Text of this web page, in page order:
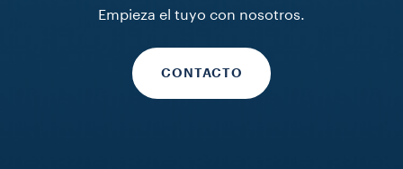
Empieza el tuyo con nosotros.
CONTACTO